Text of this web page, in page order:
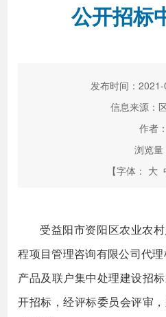
政务服务
高效办成一件事
公开招标
发布时间：
信息来源：
作者：
浏览量
【字体： 大
受益阳市资阳区农业农
程项目管理咨询有限公司代
产品及联户集中处理建设招
开招标，经评标委员会评审